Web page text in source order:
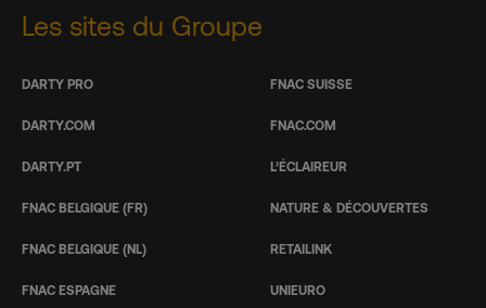
Les sites du Groupe
DARTY PRO
DARTY.COM
DARTY.PT
FNAC BELGIQUE (FR)
FNAC BELGIQUE (NL)
FNAC ESPAGNE
FNAC SUISSE
FNAC.COM
L’ÉCLAIREUR
NATURE & DÉCOUVERTES
RETAILINK
UNIEURO